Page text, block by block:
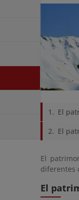
El
El
El
diferentes
El